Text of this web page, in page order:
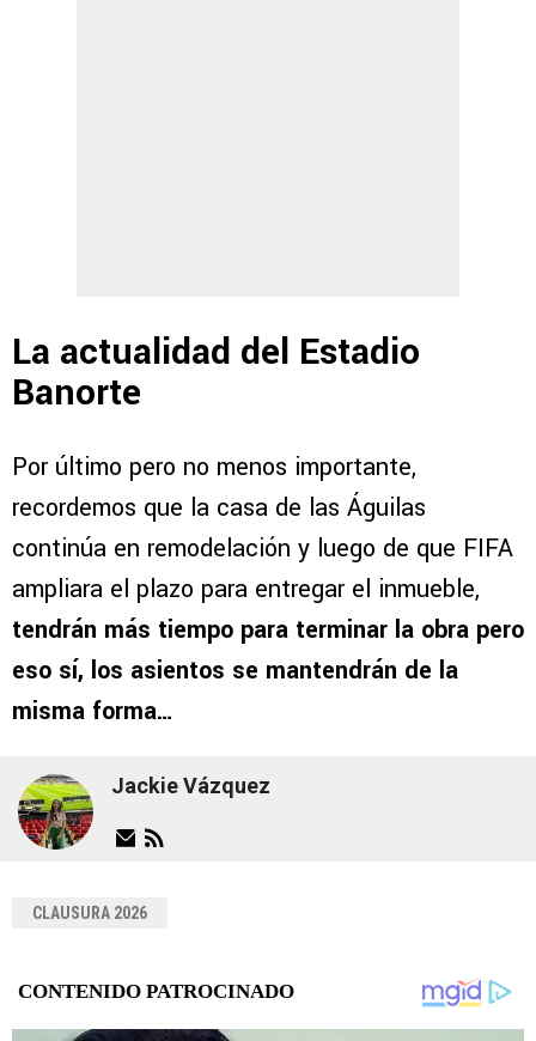
La actualidad del Estadio
Banorte
Por último pero no menos importante,
recordemos que la casa de las Águilas
continúa en remodelación y luego de que FIFA
ampliara el plazo para entregar el inmueble,
tendrán más tiempo para terminar la obra pero
eso sí, los asientos se mantendrán de la
misma forma…
Jackie Vázquez
CLAUSURA 2026